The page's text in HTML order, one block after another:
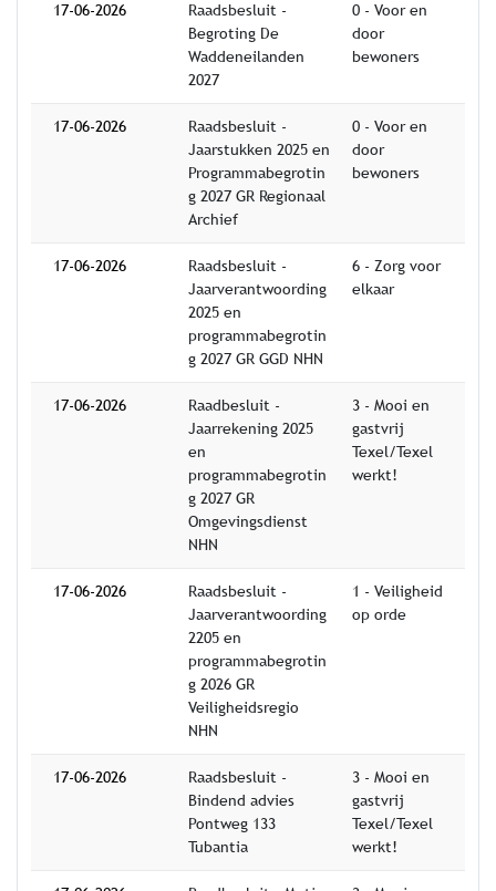
17-06-2026
Raadsbesluit -
Begroting De
Waddeneilanden
2027
0 - Voor en
door
bewoners
17-06-2026
Raadsbesluit -
Jaarstukken 2025 en
Programmabegrotin
g 2027 GR Regionaal
Archief
0 - Voor en
door
bewoners
17-06-2026
Raadsbesluit -
Jaarverantwoording
2025 en
programmabegrotin
g 2027 GR GGD NHN
6 - Zorg voor
elkaar
17-06-2026
Raadbesluit -
Jaarrekening 2025
en
programmabegrotin
g 2027 GR
Omgevingsdienst
NHN
3 - Mooi en
gastvrij
Texel/Texel
werkt!
17-06-2026
Raadsbesluit -
Jaarverantwoording
2205 en
programmabegrotin
g 2026 GR
Veiligheidsregio
NHN
1 - Veiligheid
op orde
17-06-2026
Raadsbesluit -
Bindend advies
Pontweg 133
Tubantia
3 - Mooi en
gastvrij
Texel/Texel
werkt!